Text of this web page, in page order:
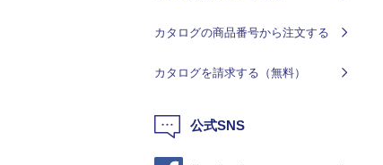
カタログの商品番号から注文する
カタログを請求する（無料）
公式SNS